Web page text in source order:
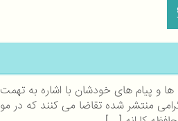
و پیام های خودشان با اشاره به تهمت
منتشر شده تقاضا می کنند که